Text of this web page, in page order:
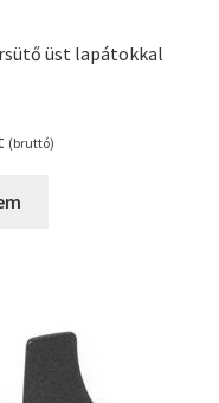
üst lapátokkal
Current
is:
(bruttó)